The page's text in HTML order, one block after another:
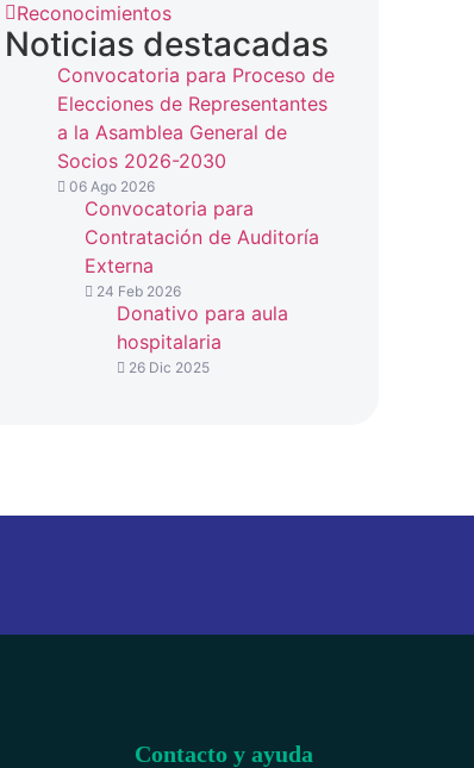
Reconocimientos
Noticias destacadas
Convocatoria para Proceso de
Elecciones de Representantes
a la Asamblea General de
Socios 2026-2030
06 Ago 2026
Convocatoria para
Contratación de Auditoría
Externa
24 Feb 2026
Donativo para aula
hospitalaria
26 Dic 2025
Contacto y ayuda